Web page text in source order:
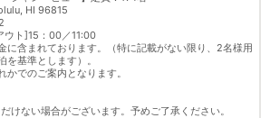
HI 96815
ウト]15：00／11:00
に含まれております。（特に記載がない限り、2名様用
基準とします）。
でのご案内となります。
けない場合がございます。予めご了承ください。